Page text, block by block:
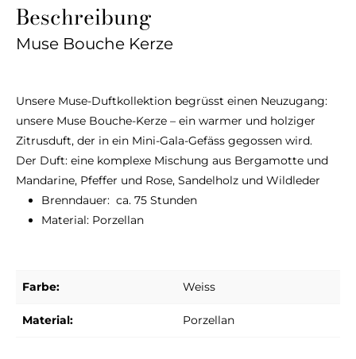
Beschreibung
Muse Bouche Kerze
Unsere Muse-Duftkollektion begrüsst einen Neuzugang:
unsere Muse Bouche-Kerze – ein warmer und holziger
Zitrusduft, der in ein Mini-Gala-Gefäss gegossen wird.
Der Duft: eine komplexe Mischung aus Bergamotte und
Mandarine, Pfeffer und Rose, Sandelholz und Wildleder
Brenndauer: ca. 75 Stunden
Material: Porzellan
Farbe: Weiss
Material: Porzellan